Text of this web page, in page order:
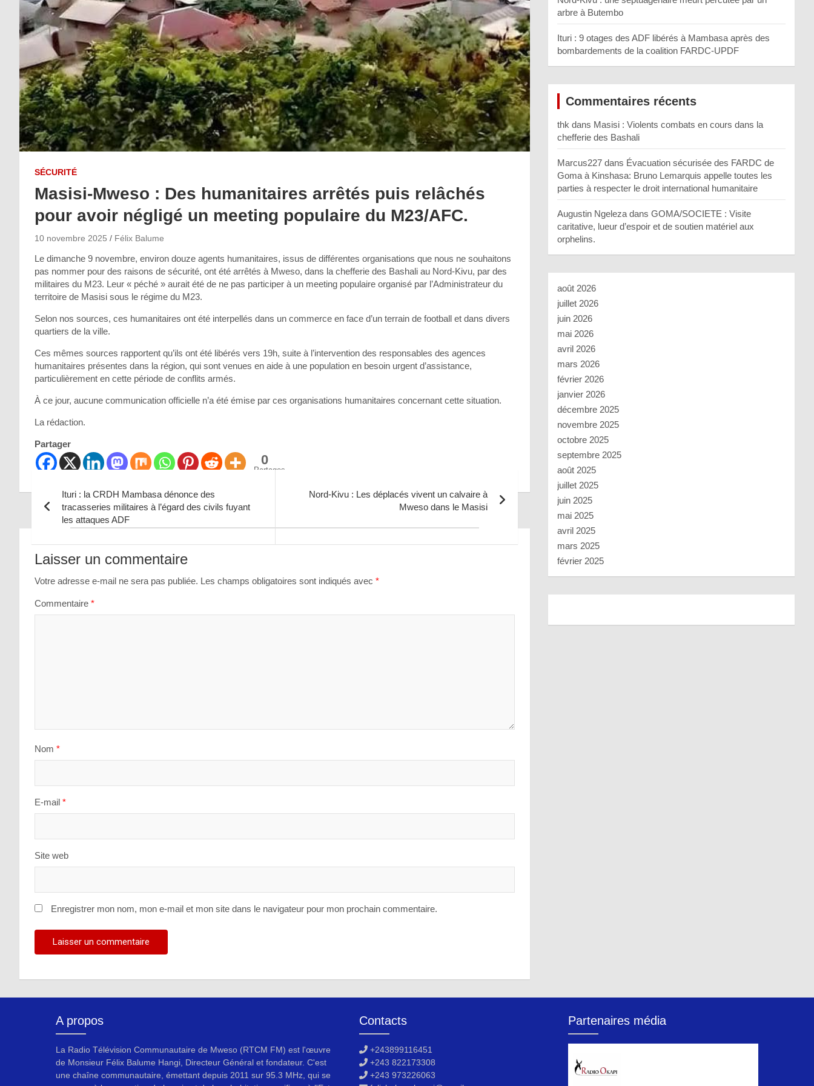
SÉCURITÉ
Masisi-Mweso : Des humanitaires arrêtés puis relâchés
pour avoir négligé un meeting populaire du M23/AFC.
10 novembre 2025 Félix Balume
Le dimanche 9 novembre, environ douze agents humanitaires, issus de différentes organisations que nous ne souhaitons
pas nommer pour des raisons de sécurité, ont été arrêtés à Mweso, dans la chefferie des Bashali au Nord-Kivu, par des
militaires du M23. Leur « péché » aurait été de ne pas participer à un meeting populaire organisé par l’Administrateur du
territoire de Masisi sous le régime du M23.
Selon nos sources, ces humanitaires ont été interpellés dans un commerce en face d’un terrain de football et dans divers
quartiers de la ville.
Ces mêmes sources rapportent qu’ils ont été libérés vers 19h, suite à l’intervention des responsables des agences
humanitaires présentes dans la région, qui sont venues en aide à une population en besoin urgent d’assistance,
particulièrement en cette période de conflits armés.
À ce jour, aucune communication officielle n’a été émise par ces organisations humanitaires concernant cette situation.
La rédaction.
Partager
0
Partages
Navigation
de
l’article
Ituri : la CRDH Mambasa dénonce des
tracasseries militaires à l’égard des civils fuyant
les attaques ADF
Nord-Kivu : Les déplacés vivent un calvaire à
Mweso dans le Masisi
Laisser un commentaire
Votre adresse e-mail ne sera pas publiée. Les champs obligatoires sont indiqués avec *
Commentaire *
Nom *
E-mail *
Site web
Enregistrer mon nom, mon e-mail et mon site dans le navigateur pour mon prochain commentaire.
arbre à Butembo
Ituri : 9 otages des ADF libérés à Mambasa après des
bombardements de la coalition FARDC-UPDF
Commentaires récents
thk dans Masisi : Violents combats en cours dans la
chefferie des Bashali
Marcus227 dans Évacuation sécurisée des FARDC de
Goma à Kinshasa: Bruno Lemarquis appelle toutes les
parties à respecter le droit international humanitaire
Augustin Ngeleza dansGOMA/SOCIETE : Visite
caritative, lueur d’espoir et de soutien matériel aux
orphelins.
août 2026
juillet 2026
juin 2026
mai 2026
avril 2026
mars 2026
février 2026
janvier 2026
décembre 2025
novembre 2025
octobre 2025
septembre 2025
août 2025
juillet 2025
juin 2025
mai 2025
avril 2025
mars 2025
février 2025
A propos
La Radio Télévision Communautaire de Mweso (RTCM FM) est l'œuvre
de Monsieur Félix Balume Hangi, Directeur Général et fondateur. C'est
une chaîne communautaire, émettant depuis 2011 sur 95.3 MHz, qui se
Contacts
+243899116451
+243 822173308
+243 973226063
Partenaires média